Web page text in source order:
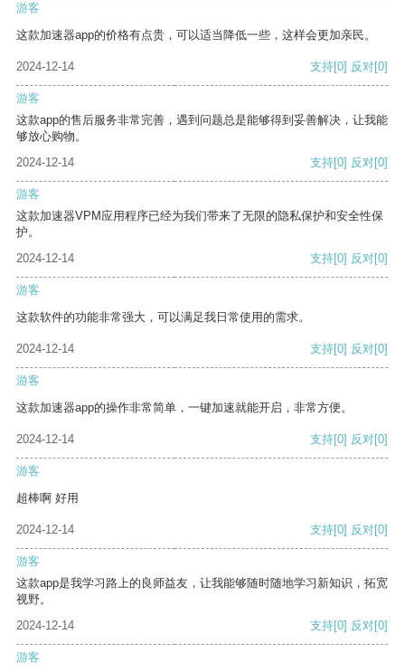
游客
这款加速器app的价格有点贵，可以适当降低一些，这样会更加亲民。
2024-12-14 支持[0] 反对[0]
游客
这款app的售后服务非常完善，遇到问题总是能够得到妥善解决，让我能
够放心购物。
2024-12-14
支持[0] 反对[0]
游客
这款加速器VPM应用程序已经为我们带来了无限的隐私保护和安全性保
护。
2024-12-14
支持[0] 反对[0]
游客
这款软件的功能非常强大，可以满足我日常使用的需求。
2024-12-14 支持[0] 反对[0]
游客
这款加速器app的操作非常简单，一键加速就能开启，非常方便。
2024-12-14 支持[0] 反对[0]
游客
超棒啊 好用
2024-12-14 支持[0] 反对[0]
游客
这款app是我学习路上的良师益友，让我能够随时随地学习新知识，拓宽
视野。
2024-12-14
支持[0] 反对[0]
游客